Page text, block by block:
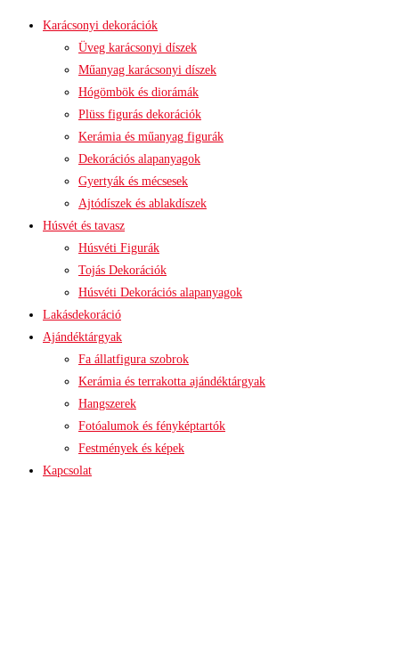
Karácsonyi dekorációk
Üveg karácsonyi díszek
Műanyag karácsonyi díszek
Hógömbök és diorámák
Plüss figurás dekorációk
Kerámia és műanyag figurák
Dekorációs alapanyagok
Gyertyák és mécsesek
Ajtódíszek és ablakdíszek
Húsvét és tavasz
Húsvéti Figurák
Tojás Dekorációk
Húsvéti Dekorációs alapanyagok
Lakásdekoráció
Ajándéktárgyak
Fa állatfigura szobrok
Kerámia és terrakotta ajándéktárgyak
Hangszerek
Fotóalumok és fényképtartók
Festmények és képek
Kapcsolat